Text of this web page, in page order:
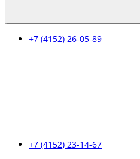
+7 (4152) 26-05-89
+7 (4152) 23-14-67